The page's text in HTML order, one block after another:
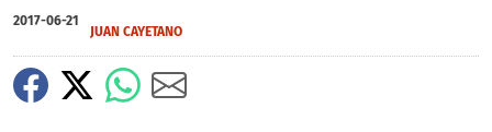
2017-06-21
JUAN CAYETANO